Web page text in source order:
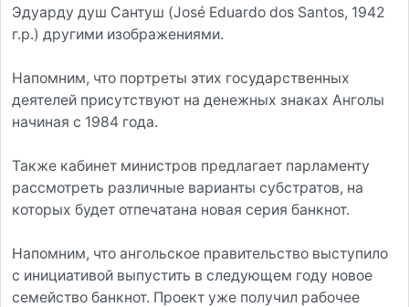
Эдуарду душ Сантуш (José Eduardo dos Santos, 1942
г.р.) другими изображениями.
Напомним, что портреты этих государственных
деятелей присутствуют на денежных знаках Анголы
начиная с 1984 года.
Также кабинет министров предлагает парламенту
рассмотреть различные варианты субстратов, на
которых будет отпечатана новая серия банкнот.
Напомним, что ангольское правительство выступило
с инициативой выпустить в следующем году новое
семейство банкнот. Проект уже получил рабочее